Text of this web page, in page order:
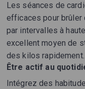
Les séances de
efficaces pour brûler
par intervalles à
excellent moyen de
des kilos rapidement.
Être actif au
Intégrez des